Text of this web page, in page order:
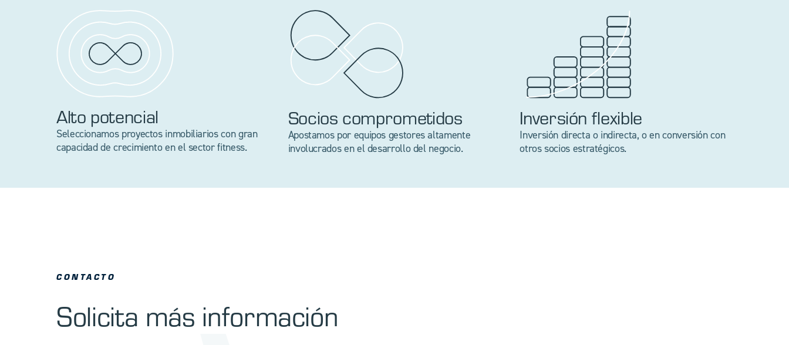
Alto potencial
Seleccionamos proyectos inmobiliarios con gran
capacidad de crecimiento en el sector fitness.
Socios comprometidos
Apostamos por equipos gestores altamente
involucrados en el desarrollo del negocio.
Inversión flexible
Inversión directa o indirecta, o en conversión con
otros socios estratégicos.
CONTACTO
Solicita más información